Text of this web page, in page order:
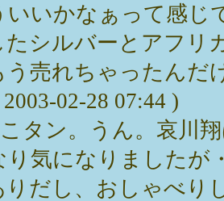
いいかなぁって感じ
たシルバーとアフリ
う売れちゃったんだ
02-28 07:44 )
タン。うん。哀川
り気になりましたが
りだし、おしゃべり